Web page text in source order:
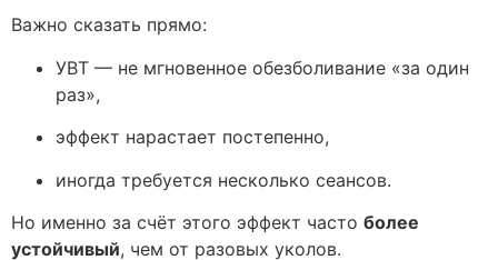
Важно сказать прямо:
УВТ — не мгновенное обезболивание «за один
раз»,
эффект нарастает постепенно,
иногда требуется несколько сеансов.
Но именно за счёт этого эффект часто более
устойчивый, чем от разовых уколов.